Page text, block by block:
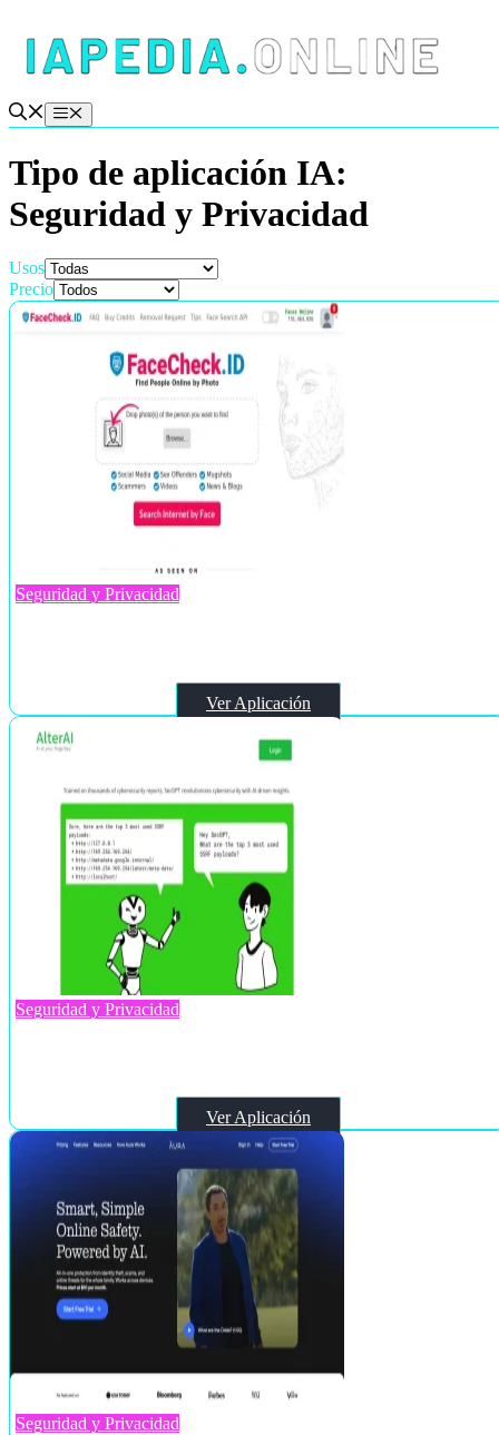
contenido
Menú
Tipo de aplicación IA:
Seguridad y Privacidad
Usos
Precio
Seguridad y Privacidad
Ver Aplicación
Seguridad y Privacidad
Ver Aplicación
Seguridad y Privacidad